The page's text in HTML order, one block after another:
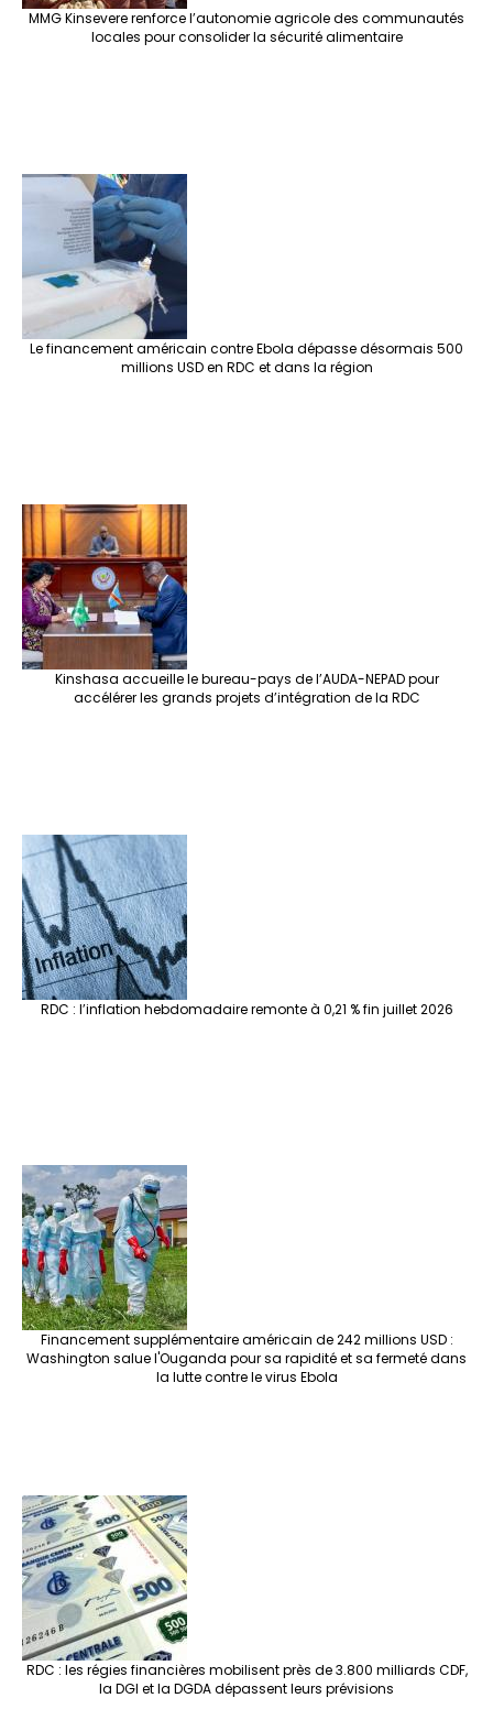
MMG Kinsevere renforce l’autonomie agricole des communautés
locales pour consolider la sécurité alimentaire
Le financement américain contre Ebola dépasse désormais 500
millions USD en RDC et dans la région
Kinshasa accueille le bureau-pays de l’AUDA-NEPAD pour
accélérer les grands projets d’intégration de la RDC
RDC : l’inflation hebdomadaire remonte à 0,21 % fin juillet 2026
Financement supplémentaire américain de 242 millions USD :
Washington salue l'Ouganda pour sa rapidité et sa fermeté dans
la lutte contre le virus Ebola
RDC : les régies financières mobilisent près de 3.800 milliards CDF,
la DGI et la DGDA dépassent leurs prévisions